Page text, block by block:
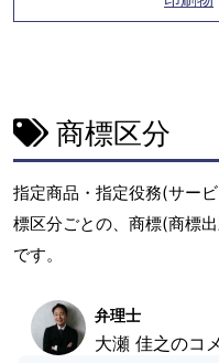
商標区分
指定商品・指定役務(サー
標区分ごとの、商標(商標
です。
弁理士
大瀬 佳之のコ